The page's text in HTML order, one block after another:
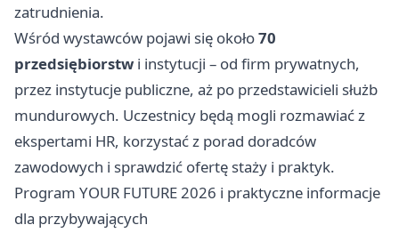
zatrudnienia.
Wśród wystawców pojawi się około70
przedsiębiorstw i instytucji – od firm prywatnych,
przez instytucje publiczne, aż po przedstawicieli służb
mundurowych. Uczestnicy będą mogli rozmawiać z
ekspertami HR, korzystać z porad doradców
zawodowych i sprawdzić ofertę staży i praktyk.
Program YOUR FUTURE 2026 i praktyczne informacje
dla przybywających